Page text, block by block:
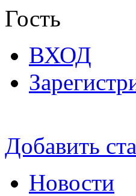
Гость
ВХОД
Добавить
Новости